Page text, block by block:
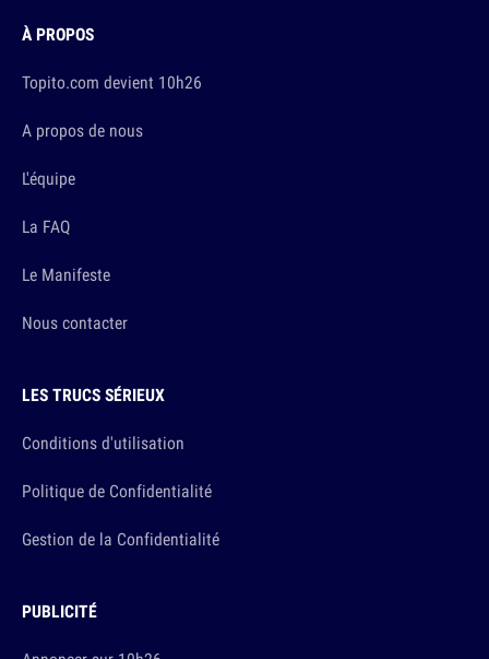
À PROPOS
Topito.com devient 10h26
A propos de nous
L'équipe
La FAQ
Le Manifeste
Nous contacter
LES TRUCS SÉRIEUX
Conditions d'utilisation
Politique de Confidentialité
Gestion de la Confidentialité
PUBLICITÉ